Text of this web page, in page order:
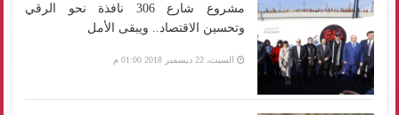
مشروع شارع 306 نافذة نحو الرقي
وتحسين الاقتصاد.. ويبقى الأمل
السبت، 22 ديسمبر 2018 01:00 م